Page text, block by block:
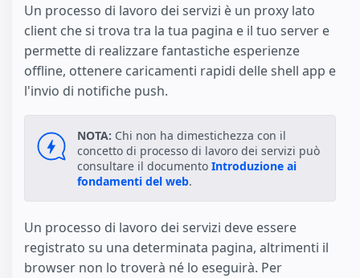
Un processo di lavoro dei servizi è un proxy lato
client che si trova tra la tua pagina e il tuo server e
permette di realizzare fantastiche esperienze
offline, ottenere caricamenti rapidi delle shell app e
l'invio di notifiche push.
NOTA: Chi non ha dimestichezza con il
concetto di processo di lavoro dei servizi può
consultare il documento Introduzione ai
fondamenti del web.
Un processo di lavoro dei servizi deve essere
registrato su una determinata pagina, altrimenti il
browser non lo troverà né lo eseguirà. Per